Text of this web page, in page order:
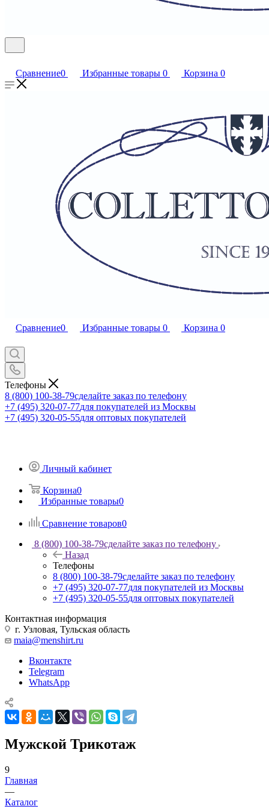
Сравнение0 Избранные товары 0 Корзина 0
Сравнение0 Избранные товары 0 Корзина 0
Телефоны
8 (800) 100-38-79сделайте заказ по телефону
+7 (495) 320-07-77для покупателей из Москвы
+7 (495) 320-05-55для оптовых покупателей
Личный кабинет
Корзина0
Избранные товары0
Сравнение товаров0
8 (800) 100-38-79сделайте заказ по телефону
Назад
Телефоны
8 (800) 100-38-79сделайте заказ по телефону
+7 (495) 320-07-77для покупателей из Москвы
+7 (495) 320-05-55для оптовых покупателей
Контактная информация
г. Узловая, Тульская область
maia@menshirt.ru
Вконтакте
Telegram
WhatsApp
Мужской Трикотаж
9
Главная
—
Каталог